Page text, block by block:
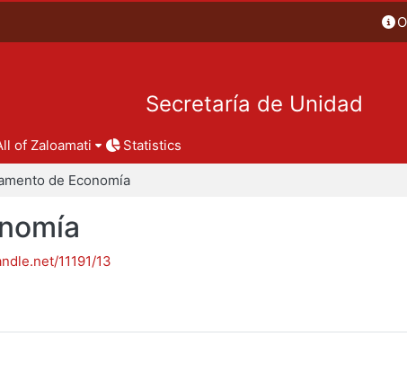
Secretaría de Unidad
of Zaloamati Statistics
de Economía
11191/13